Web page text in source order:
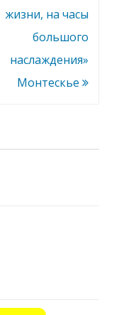
жизни, на часы
большого
наслаждения»
Монтескье